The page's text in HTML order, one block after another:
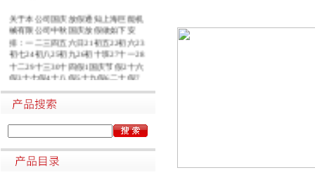
械有限公司中秋国庆放假做如下安
排：一二三四五六日21初五22初六23
初七24初八25初九26初十班27十一28
十二29十三30十四假1国庆节假2十六
假3十七假4十八假5十九假6二十假7
廿一假8廿二9廿三班10廿四11廿五10
月1日~8日放假调休，共8天。9月27
日（星期日）、10月10日（星期六）
购的客户，为避免您的货期受到影
响，请提前安排订货事宜。高速规定
如下1.高速免费规定时间：2020年10
月1日0时-10月8日24时，共8天